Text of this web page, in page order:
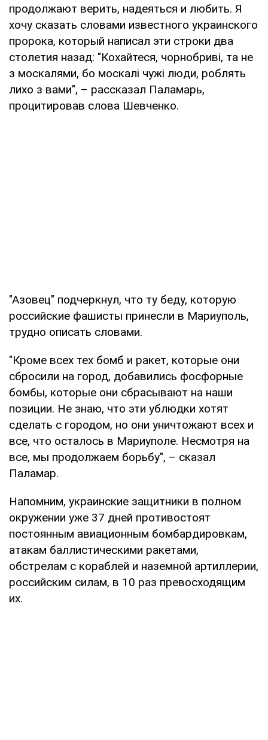
продолжают верить, надеяться и любить. Я
хочу сказать словами известного украинского
пророка, который написал эти строки два
столетия назад: "Кохайтеся, чорнобриві, та не
з москалями, бо москалі чужі люди, роблять
лихо з вами", – рассказал Паламарь,
процитировав слова Шевченко.
"Азовец" подчеркнул, что ту беду, которую
российские фашисты принесли в Мариуполь,
трудно описать словами.
"Кроме всех тех бомб и ракет, которые они
сбросили на город, добавились фосфорные
бомбы, которые они сбрасывают на наши
позиции. Не знаю, что эти ублюдки хотят
сделать с городом, но они уничтожают всех и
все, что осталось в Мариуполе. Несмотря на
все, мы продолжаем борьбу", – сказал
Паламар.
Напомним, украинские защитники в полном
окружении уже 37 дней противостоят
постоянным авиационным бомбардировкам,
атакам баллистическими ракетами,
обстрелам с кораблей и наземной артиллерии,
российским силам, в 10 раз превосходящим
их.